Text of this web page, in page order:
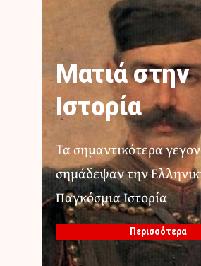
Ματιά στην
Ιστορία
Τα σημαντικότερα
σημάδεψαν την
Παγκόσμια Ιστορία
Περισσότερα